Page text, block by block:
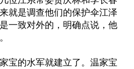
就是调查他们的保护伞江泽
一致对外的，明确点说，他
宝的水军就建立了。温家宝